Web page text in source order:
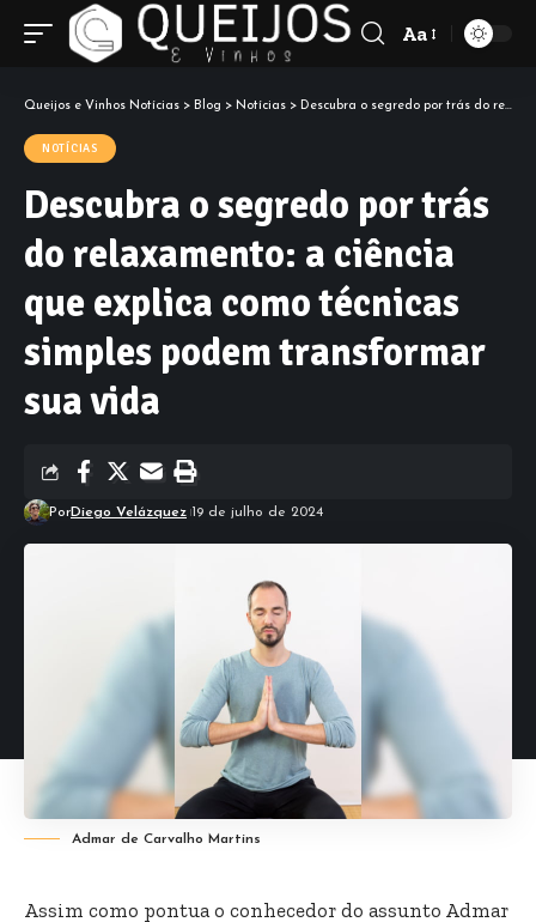
Font
Aa
Queijos e Vinhos Notícias > Blog > Notícias > Descubra o segredo por trás do relaxamento: a ciência que explica como técnicas simples podem transformar sua vida
NOTÍCIAS
Descubra o segredo por trás
do relaxamento: a ciência
que explica como técnicas
simples podem transformar
sua vida
PorDiego Velázquez 19 de julho de 2024
Admar de Carvalho Martins
Assim como pontua o conhecedor do assunto Admar